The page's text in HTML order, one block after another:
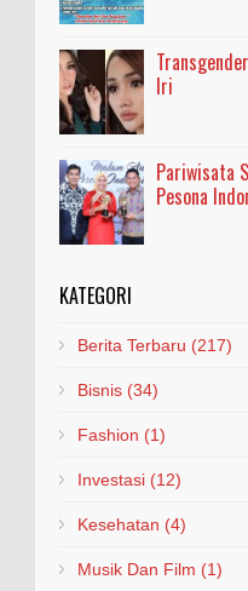
Iri
Pariwisata
Pesona
KATEGORI
Berita Terbaru (217)
Bisnis (34)
Fashion (1)
Investasi (12)
Kesehatan (4)
Musik Dan Film (1)